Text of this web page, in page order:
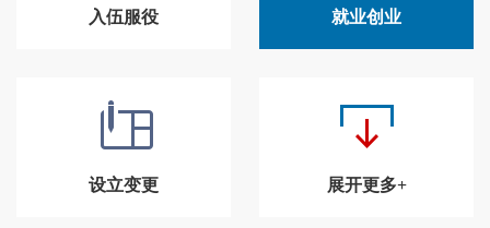
入伍服役 就业创业
设立变更 展开更多+